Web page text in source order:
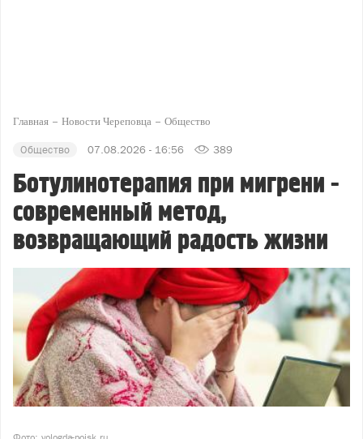
Главная Новости Череповца Общество
Общество 07.08.2026 - 16:56 389
Ботулинотерапия при мигрени -
современный метод,
возвращающий радость жизни